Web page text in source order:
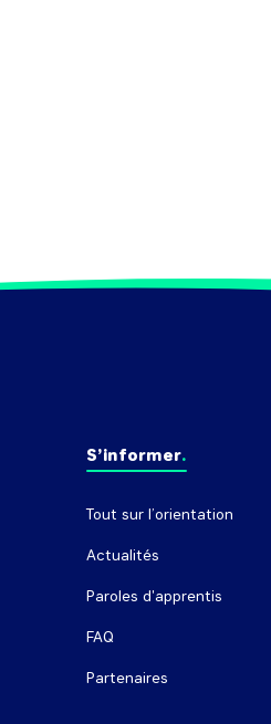
S’informer
Tout sur l’orientation
Actualités
Paroles d'apprentis
FAQ
Partenaires